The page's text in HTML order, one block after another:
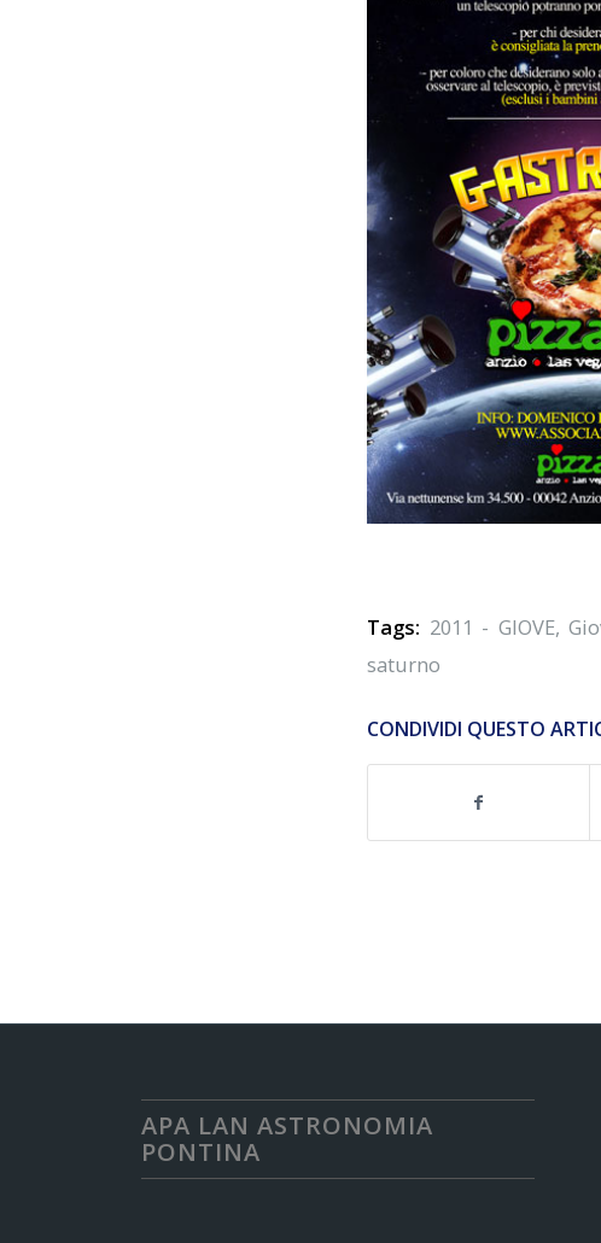
Tags: 2011 - GIOVE,
saturno
CONDIVIDI QUESTO
APA LAN ASTRONOMIA
PONTINA